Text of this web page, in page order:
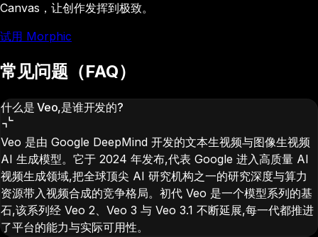
Canvas，让创作发挥到极致。
试用 Morphic
常见问题（FAQ）
什么是 Veo,是谁开发的?
Veo 是由 Google DeepMind 开发的文本生视频与图像生视频
AI 生成模型。它于 2024 年发布,代表 Google 进入高质量 AI
视频生成领域,把全球顶尖 AI 研究机构之一的研究深度与算力
资源带入视频合成的竞争格局。初代 Veo 是一个模型系列的基
石,该系列经 Veo 2、Veo 3 与 Veo 3.1 不断延展,每一代都推进
了平台的能力与实际可用性。